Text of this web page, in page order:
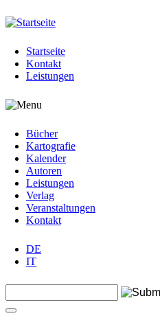
Jump to navigation
Startseite
Kontakt
Leistungen
Bücher
Kartografie
Kalender
Autoren
Leistungen
Verlag
Veranstaltungen
Kontakt
DE
IT
Suchformular